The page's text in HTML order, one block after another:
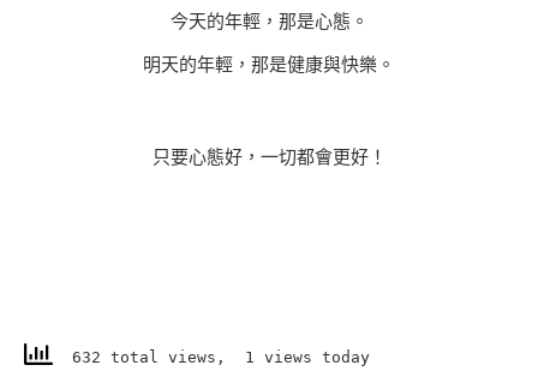
今天的年輕，那是心態。
明天的年輕，那是健康與快樂。
只要心態好，一切都會更好！
632 total views, 1 views today